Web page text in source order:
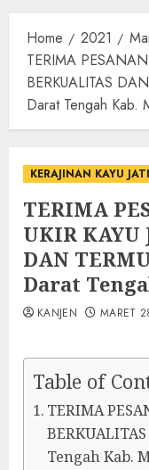
Home 2021
TERIMA
BERKUALITAS
Darat Tengah Kab.
KERAJINAN KAYU JATI
TERIMA
UKIR KAYU
DAN
Darat
KANJEN MARET
Table of
TERIMA
Tengah Kab.